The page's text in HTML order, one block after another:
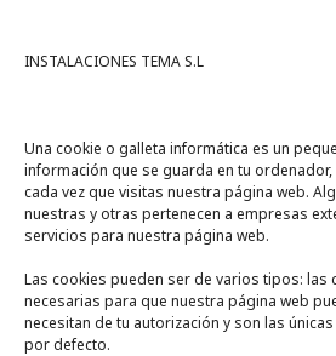
INSTALACIONES TEMA S.L
Una cookie o galleta informática es un
información que se guarda en tu ordenador,
cada vez que visitas nuestra página web.
nuestras y otras pertenecen a empresas
servicios para nuestra página web.
Las cookies pueden ser de varios tipos: las
necesarias para que nuestra página web
necesitan de tu autorización y son las
por defecto.
A un click